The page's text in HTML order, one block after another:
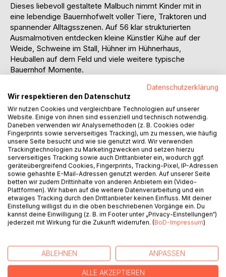
Dieses liebevoll gestaltete Malbuch nimmt Kinder mit in
eine lebendige Bauernhofwelt voller Tiere, Traktoren und
spannender Alltagsszenen. Auf 56 klar strukturierten
Ausmalmotiven entdecken kleine Künstler Kühe auf der
Weide, Schweine im Stall, Hühner im Hühnerhaus,
Heuballen auf dem Feld und viele weitere typische
Bauernhof Momente.
Alle Motive wurden speziell für Kinder ab 3 Jahren
entwickelt:
- Extra dicke Linien für sicheres Ausmalen
- Große, einfache Flächen ohne überladene Details
- Einseitiger Druck kein Durchdrücken der Farben
- Ruhige, übersichtliche Gestaltung
- Klare Szenen aus dem Bauernhof-Alltag
Das Malbuch fördert spielerisch Konzentration, Feinmotorik
und Kreativität. Die kindgerechten Illustrationen sorgen für
schnelle Erfolgserlebnisse und machen das Ausmalen zu
einem entspannten Erlebnis.
- kreative Nachmittage zu Hause
- ruhige Beschäftigung unterwegs
- Geschenkideen für kleine Tierfreunde
Datenschutzerklärung
Wir respektieren den Datenschutz
Wir nutzen Cookies und vergleichbare Technologien auf unserer
Website. Einige von ihnen sind essenziell und technisch notwendig.
Daneben verwenden wir Analysemethoden (z. B. Cookies oder
Fingerprints sowie serverseitiges Tracking), um zu messen, wie häufig
unsere Seite besucht und wie sie genutzt wird. Wir verwenden
Trackingtechnologien zu Marketingzwecken und setzen hierzu
serverseitiges Tracking sowie auch Drittanbieter ein, wodurch ggf.
geräteübergreifend Cookies, Fingerprints, Tracking-Pixel, IP-Adressen
sowie gehashte E-Mail-Adressen genutzt werden. Auf unserer Seite
betten wir zudem Drittinhalte von anderen Anbietern ein (Video-
Plattformen). Wir haben auf die weitere Datenverarbeitung und ein
etwaiges Tracking durch den Drittanbieter keinen Einfluss. Mit deiner
Einstellung willigst du in die oben beschriebenen Vorgänge ein. Du
kannst deine Einwilligung (z. B. im Footer unter „Privacy-Einstellungen“)
jederzeit mit Wirkung für die Zukunft widerrufen. (BoD-Impressum)
ABLEHNEN ANPASSEN
ALLE AKZEPTIEREN